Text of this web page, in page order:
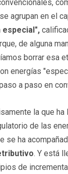
agrupan en el
especial",
de alguna
borrar esa
energías
a paso en
la que ha
de las
se ha
. Y está
de